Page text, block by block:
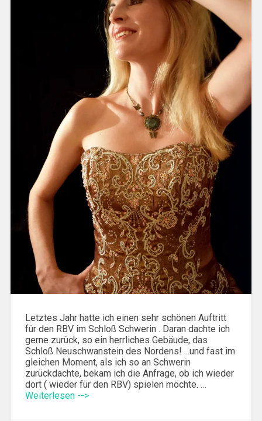
Letztes Jahr hatte ich einen sehr schönen Auftritt
für den RBV im Schloß Schwerin . Daran dachte ich
gerne zurück, so ein herrliches Gebäude, das
Schloß Neuschwanstein des Nordens! ...und fast im
gleichen Moment, als ich so an Schwerin
zurückdachte, bekam ich die Anfrage, ob ich wieder
dort ( wieder für den RBV) spielen möchte. …
Weiterlesen -->